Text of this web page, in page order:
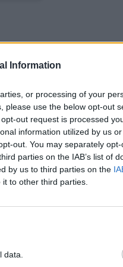
Information
or processing of your
please use the below opt-out
out request is processed
information utilized by us
out. You may separately
parties on the IAB’s list of
by us to third parties on the
to other third parties.
likuma izpratnē, un tā
sociālo tīklu